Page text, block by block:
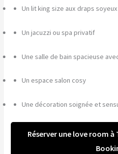
Un lit king size aux draps soyeux
Un jacuzzi ou spa privatif
Une salle de bain spacieuse
Un espace salon cosy
Une décoration soignée et
Réserver une love room